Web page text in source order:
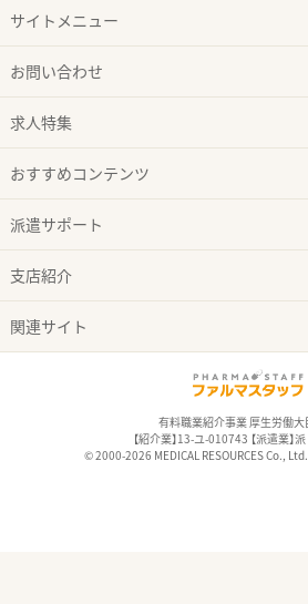
サイトメニュー
お問い合わせ
求人特集
おすすめコンテンツ
派遣サポート
支店紹介
関連サイト
有料職業紹介事業 厚生労働大
【紹介業】13-ユ-010743 【派遣業】
© 2000-2026 MEDICAL RESOURCES Co.,